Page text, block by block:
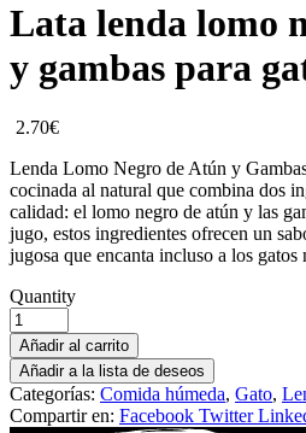
Lata lenda lomo
y gambas para
2.70€
Lenda Lomo Negro de Atún y
cocinada al natural que combina dos
calidad: el lomo negro de atún y las
jugo, estos ingredientes ofrecen un
jugosa que encanta incluso a los gatos
Quantity
Añadir al carrito
Añadir a la lista de deseos
Categorías: Comida húmeda, Gato,
Compartir en: Facebook Twitter